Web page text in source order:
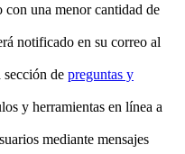
una menor cantidad de
notificado en su correo al
sección de preguntas y
y herramientas en línea a
mediante mensajes